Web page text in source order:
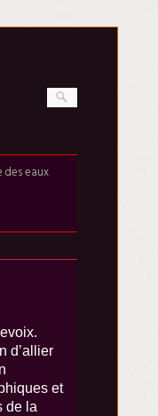
des eaux
d’allier
et
de la